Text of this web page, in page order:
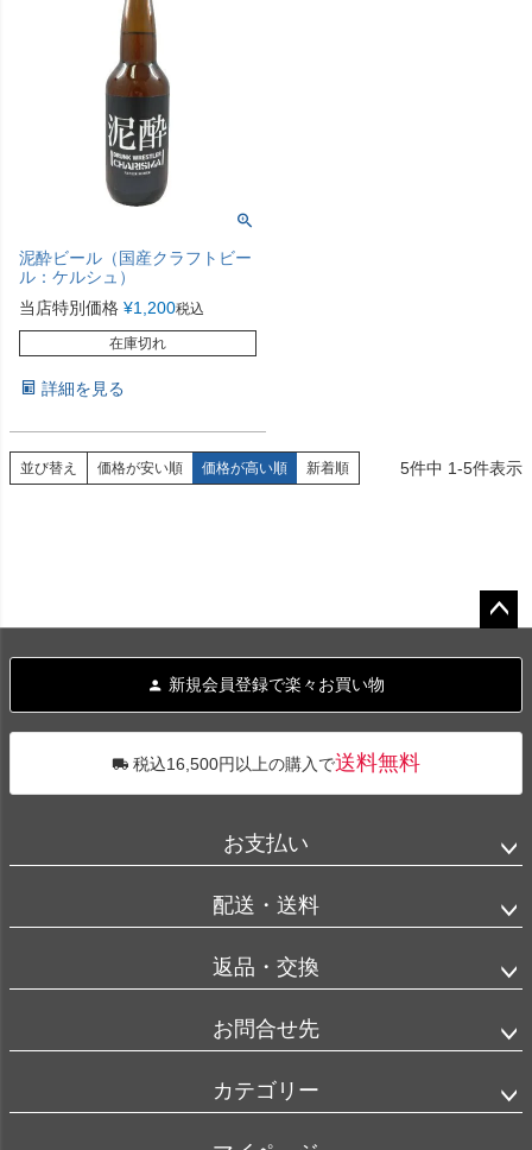
泥酔ビール（国産クラフトビー
ル：ケルシュ）
当店特別価格 ¥1,200税込
在庫切れ
詳細を見る
並び替え 価格が安い順 価格が高い順 新着順 5件中 1-5件表示
へ
新規会員登録で楽々お買い物
税込16,500円以上の購入で送料無料
お支払い
配送・送料
返品・交換
お問合せ先
カテゴリー